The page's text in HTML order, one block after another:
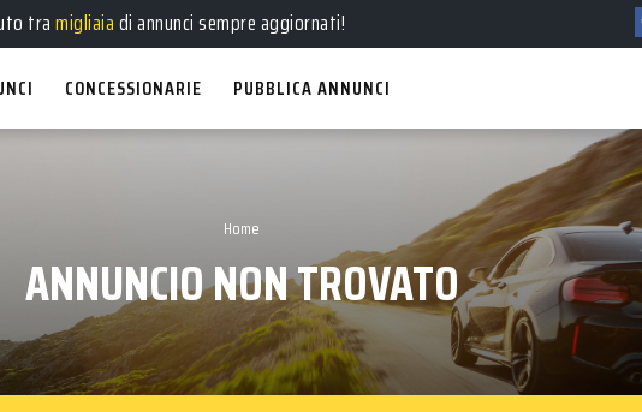
tramigliaiadi annunci sempre aggiornati!
CONCESSIONARIE PUBBLICA ANNUNCI
Home
ANNUNCIO NON TROVATO